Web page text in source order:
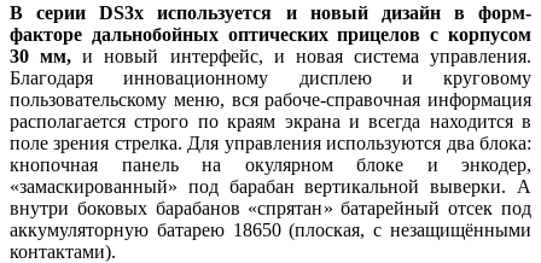
В серии DS3x используется и новый дизайн в форм-
факторе дальнобойных оптических прицелов с корпусом
30 мм, и новый интерфейс, и новая система управления.
Благодаря инновационному дисплею и круговому
пользовательскому меню, вся рабоче-справочная информация
располагается строго по краям экрана и всегда находится в
поле зрения стрелка. Для управления используются два блока:
кнопочная панель на окулярном блоке и энкодер,
«замаскированный» под барабан вертикальной выверки. А
внутри боковых барабанов «спрятан» батарейный отсек под
аккумуляторную батарею 18650 (плоская, с незащищёнными
контактами).